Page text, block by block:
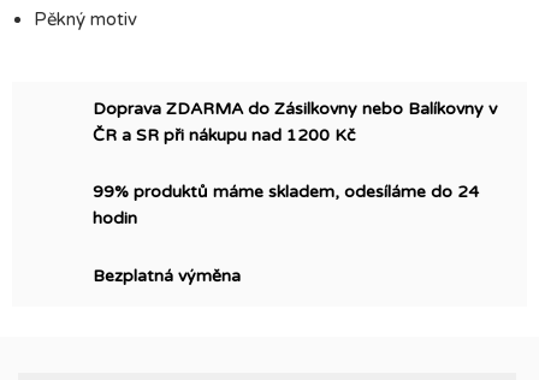
Pěkný motiv
Doprava ZDARMA do Zásilkovny nebo Balíkovny v
ČR a SR při nákupu nad 1200 Kč
99% produktů máme skladem, odesíláme do 24
hodin
Bezplatná výměna